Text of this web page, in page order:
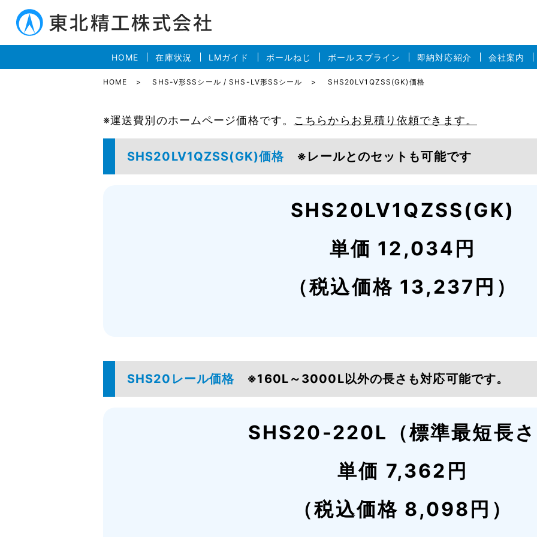
HOME 在庫状況 LMガイド ボールねじ ボールスプライン 即納対応紹介 会社案内
HOME SHS-V形SSシール / SHS-LV形SSシール SHS20LV1QZSS(GK)価格
※運送費別のホームページ価格です。 こちらからお見積り依頼できます。
SHS20LV1QZSS(GK)価格 ※レールとのセットも可能です
SHS20LV1QZSS(GK)
単価 12,034円
（税込価格 13,237円）
SHS20レール価格 ※160L～3000L以外の長さも対応可能です。
SHS20-220L（標準最短長
単価 7,362円
（税込価格 8,098円）